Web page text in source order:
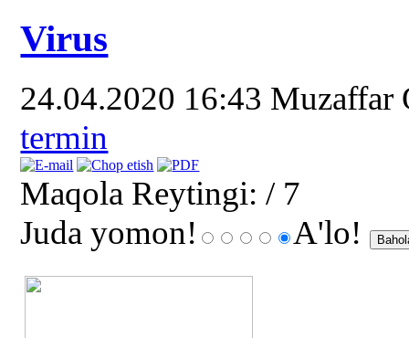
Virus
24.04.2020 16:43 Muzaffar
termin
Maqola Reytingi: / 7
Juda yomon!
A'lo!